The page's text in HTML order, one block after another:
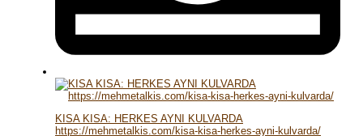
KISA KISA: HERKES AYNI KULVARDA
https://mehmetalkis.com/kisa-kisa-herkes-ayni-kulvarda/